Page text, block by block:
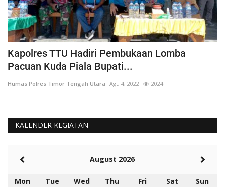
Kapolres TTU Hadiri Pembukaan Lomba
Pacuan Kuda Piala Bupati...
Humas Polres Timor Tengah Utara Agu 4, 2022 2024
KALENDER KEGIATAN
August 2026
Mon Tue Wed Thu Fri Sat
Sun